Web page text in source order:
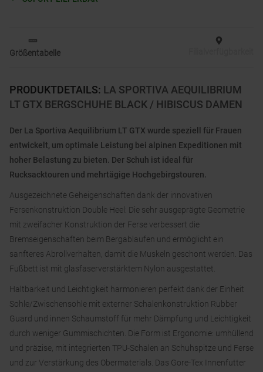
PRODUKTDETAILS: LA SPORTIVA AEQUILIBRIUM
LT GTX BERGSCHUHE BLACK / HIBISCUS DAMEN
Der La Sportiva Aequilibrium LT GTX wurde speziell für Frauen
entwickelt, um optimale Leistung bei alpinen Expeditionen mit
hoher Belastung zu bieten. Der Schuh ist ideal für
Rucksacktouren und mehrtägige Hochgebirgstouren.
Ausgezeichnete Geheigenschaften dank der innovativen
Fersenkonstruktion Double Heel: Die sehr ausgeprägte Geometrie
mit zweifacher Konstruktion der Ferse verbessert die
Bremseigenschaften beim Bergablaufen und ermöglicht ein
sanfteres Abrollverhalten, damit die Muskeln geschont werden. Das
Fußbett ist mit glasfaserverstärktem Nylon ausgestattet.
Haltbarkeit und Leichtigkeit harmonieren perfekt dank der Einheit
Sohle/Zwischensohle mit externer Schalenkonstruktion Rubber
Guard und innen Schaumstoff für mehr Dämpfung und Leichtigkeit
durch weniger Gummischichten. Die Form ist Ergonomie: umhüllend
und präzise, mit integrierten TPU-Schalen an Schuhspitze und Ferse
und zur Verstärkung des Obermaterials. Das Gore-Tex Innenfutter
Größentabelle